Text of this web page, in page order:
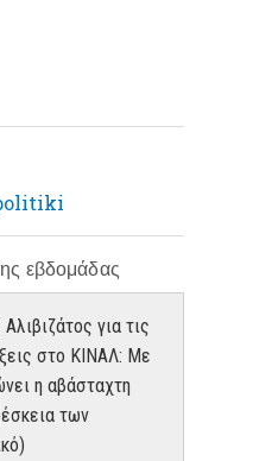
εβδομάδας
για τις
στο ΚΙΝΑΛ: Με
η αβάσταχτη
των